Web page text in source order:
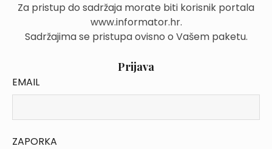
Za pristup do sadržaja morate biti korisnik portala
www.informator.hr.
Sadržajima se pristupa ovisno o Vašem paketu.
Prijava
EMAIL
ZAPORKA